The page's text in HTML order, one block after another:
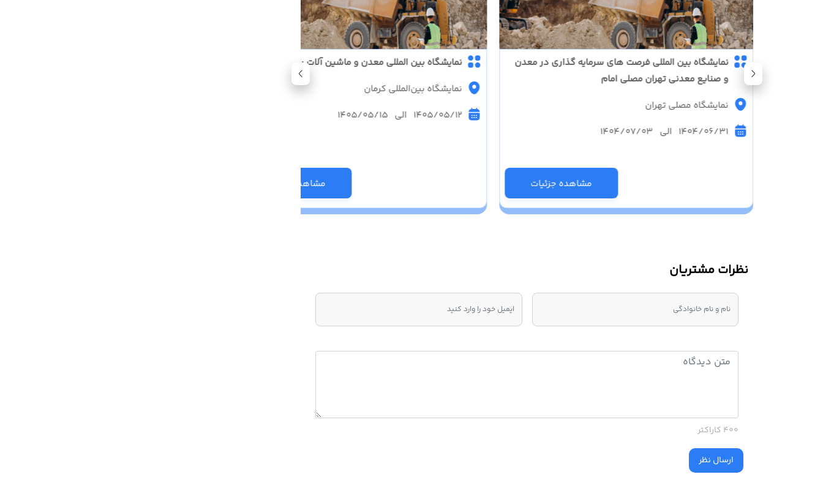
نمایشگاه بین المللی فرصت های سرمایه گذاری در معدن
و صنایع معدنی تهران مصلی امام
نمایشگاه مصلی تهران
1404/06/31 الی 1404/07/03
مشاهده جزئیات
نمایشگاه بین المللی معدن و ماشین آلات راهسازی کرمان
نمایشگاه بین‌المللی کرمان
1405/05/12 الی 1405/05/15
مشاهده جزئیات
نظرات مشتریان
400 کاراکتر
ارسال نظر